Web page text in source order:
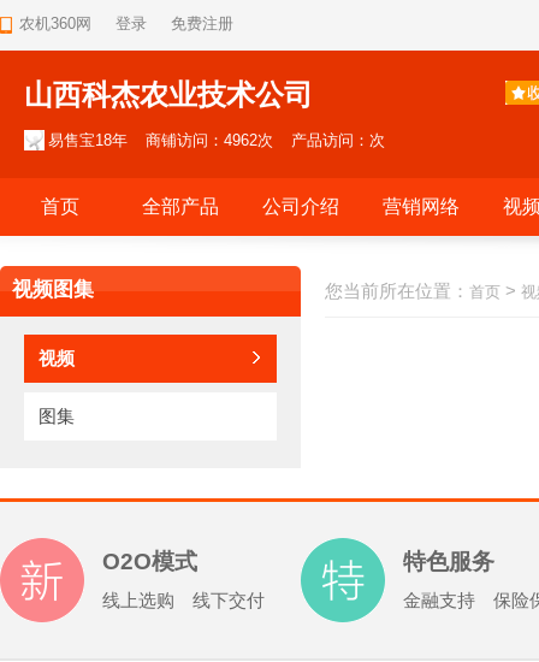
农机360网 登录 免费注册
山西科杰农业技术公司
易售宝18年 商铺访问：4962次 产品访问：次
首页 全部产品 公司介绍 营销网络 视
视频图集
视频
图集
您当前所在位置： 首页 >
O2O模式
线上选购 线下交付
特色服务
金融支持 保险